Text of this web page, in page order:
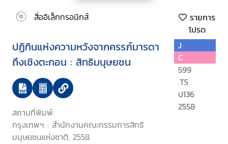
สื่ออิเล็กทรอนิกส์
รายการ
โปรด
ปฏิทินแห่งความหวังจากครรภ์มารดา
ถึงเชิงตะกอน : สิทธิมนุษยชน
สถานที่พิมพ์:
กรุงเทพฯ : สำนักงานคณะกรรมการสิทธิ
มนุษยชนแห่งชาติ, 2558.
J
C
599
.T5
ป136
2558